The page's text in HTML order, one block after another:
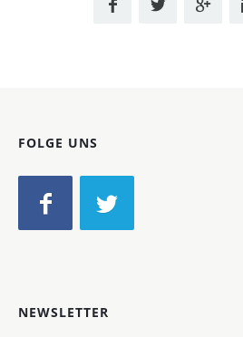
FOLGE UNS
NEWSLETTER